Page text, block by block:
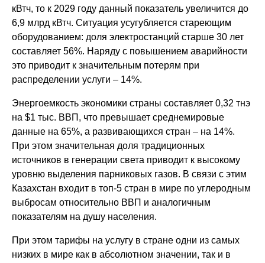
кВтч, то к 2029 году данный показатель увеличится до
6,9 млрд кВтч. Ситуация усугубляется стареющим
оборудованием: доля электростанций старше 30 лет
составляет 56%. Наряду с повышением аварийности
это приводит к значительным потерям при
распределении услуги – 14%.
Энергоемкость экономики страны составляет 0,32 тнэ
на $1 тыс. ВВП, что превышает среднемировые
данные на 65%, а развивающихся стран – на 14%.
При этом значительная доля традиционных
источников в генерации света приводит к высокому
уровню выделения парниковых газов. В связи с этим
Казахстан входит в топ-5 стран в мире по углеродным
выбросам относительно ВВП и аналогичным
показателям на душу населения.
При этом тарифы на услугу в стране одни из самых
низких в мире как в абсолютном значении, так и в